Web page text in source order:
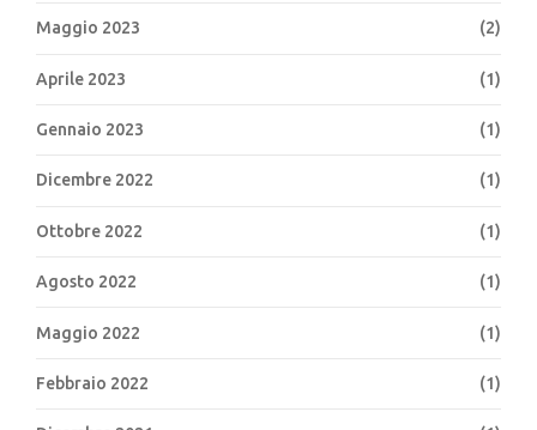
Maggio 2023 (2)
Aprile 2023 (1)
Gennaio 2023 (1)
Dicembre 2022 (1)
Ottobre 2022 (1)
Agosto 2022 (1)
Maggio 2022 (1)
Febbraio 2022 (1)